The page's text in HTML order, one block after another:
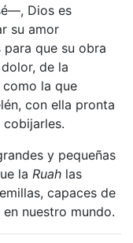
Dios es
su amor
para que su obra
de la
la que
con ella pronta
y pequeñas
la Ruah las
capaces de
nuestro mundo.